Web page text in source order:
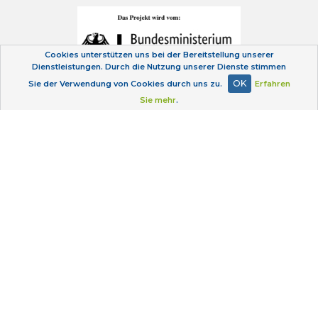
Cookies unterstützen uns bei der Bereitstellung unserer
Dienstleistungen. Durch die Nutzung unserer Dienste stimmen
Sie der Verwendung von Cookies durch uns zu.
OK
Erfahren
Sie mehr.